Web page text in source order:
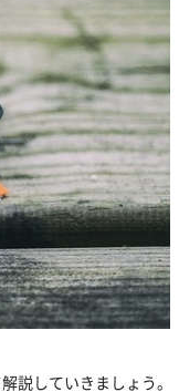
説していきましょう。